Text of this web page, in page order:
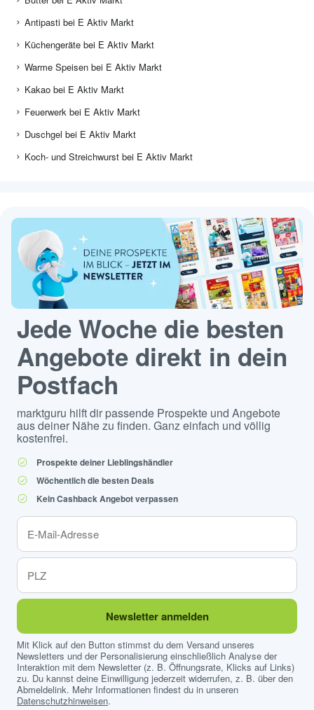
Antipasti bei E Aktiv Markt
Küchengeräte bei E Aktiv Markt
Warme Speisen bei E Aktiv Markt
Kakao bei E Aktiv Markt
Feuerwerk bei E Aktiv Markt
Duschgel bei E Aktiv Markt
Koch- und Streichwurst bei E Aktiv Markt
Jede Woche die besten
Angebote direkt in dein
Postfach
marktguru hilft dir passende Prospekte und Angebote
aus deiner Nähe zu finden. Ganz einfach und völlig
kostenfrei.
Prospekte deiner Lieblingshändler
Wöchentlich die besten Deals
Kein Cashback Angebot verpassen
Newsletter anmelden
Mit Klick auf den Button stimmst du dem Versand unseres
Newsletters und der Personalisierung einschließlich Analyse der
Interaktion mit dem Newsletter (z. B. Öffnungsrate, Klicks auf Links)
zu. Du kannst deine Einwilligung jederzeit widerrufen, z. B. über den
Abmeldelink. Mehr Informationen findest du in unseren
Datenschutzhinweisen.